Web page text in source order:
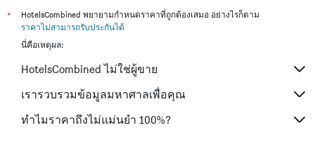
โรงแรม 4 ดาวในปารีส
โรงแรม 5 ดาวในปารีส
*
HotelsCombined พยายามกำหนดราคาที่ถูกต้องเสมอ อย่างไรก็ตาม
ราคาไม่สามารถรับประกันได้
นี่คือเหตุผล:
HotelsCombined ไม่ใช่ผู้ขาย
เรารวบรวมข้อมูลมหาศาลเพื่อคุณ
ทำไมราคาถึงไม่แม่นยำ 100%?